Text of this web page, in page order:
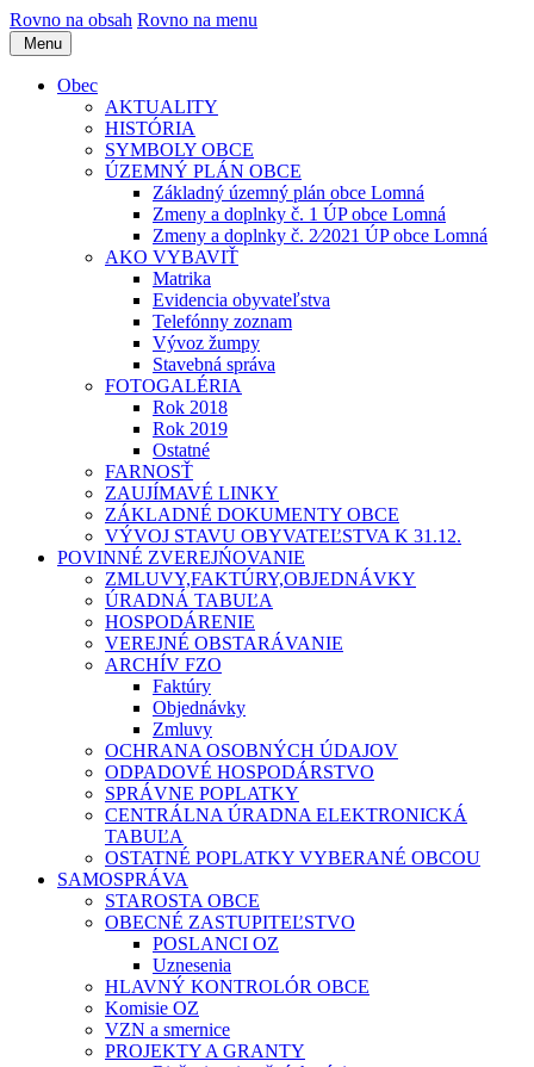
Rovno na obsah Rovno na menu
Menu
Obec
AKTUALITY
HISTÓRIA
SYMBOLY OBCE
ÚZEMNÝ PLÁN OBCE
Základný územný plán obce Lomná
Zmeny a doplnky č. 1 ÚP obce Lomná
Zmeny a doplnky č. 2⁄2021 ÚP obce Lomná
AKO VYBAVIŤ
Matrika
Evidencia obyvateľstva
Telefónny zoznam
Vývoz žumpy
Stavebná správa
FOTOGALÉRIA
Rok 2018
Rok 2019
Ostatné
FARNOSŤ
ZAUJÍMAVÉ LINKY
ZÁKLADNÉ DOKUMENTY OBCE
VÝVOJ STAVU OBYVATEĽSTVA K 31.12.
POVINNÉ ZVEREJŃOVANIE
ZMLUVY,FAKTÚRY,OBJEDNÁVKY
ÚRADNÁ TABUĽA
HOSPODÁRENIE
VEREJNÉ OBSTARÁVANIE
ARCHÍV FZO
Faktúry
Objednávky
Zmluvy
OCHRANA OSOBNÝCH ÚDAJOV
ODPADOVÉ HOSPODÁRSTVO
SPRÁVNE POPLATKY
CENTRÁLNA ÚRADNA ELEKTRONICKÁ
TABUĽA
OSTATNÉ POPLATKY VYBERANÉ OBCOU
SAMOSPRÁVA
STAROSTA OBCE
OBECNÉ ZASTUPITEĽSTVO
POSLANCI OZ
Uznesenia
HLAVNÝ KONTROLÓR OBCE
Komisie OZ
VZN a smernice
PROJEKTY A GRANTY